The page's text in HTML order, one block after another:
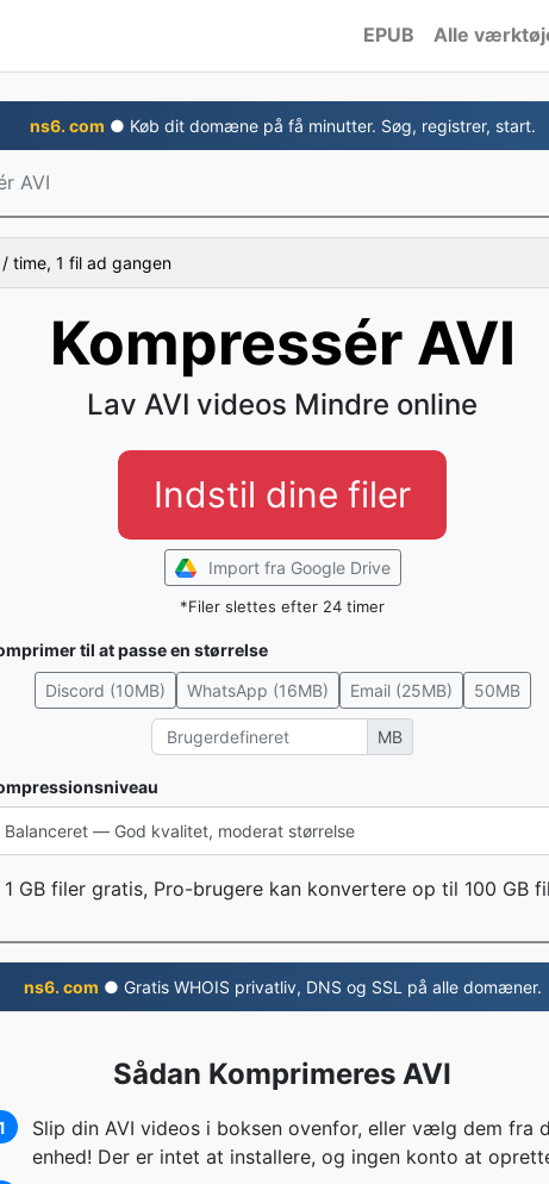
EPUB Alle
ns6. com ● Køb dit domæne på få minutter. Søg, registrer, start.
AVI
time, 1 fil ad gangen
Kompressér AVI
Lav AVI videos Mindre online
Indstil dine filer
Import fra Google Drive
*Filer slettes efter 24 timer
til at passe en størrelse
Discord (10MB)
WhatsApp (16MB) Email (25MB) 50MB
MB
GB filer gratis, Pro-brugere kan konvertere op til 100 GB
ns6. com ● Gratis WHOIS privatliv, DNS og SSL på alle domæner.
Sådan Komprimeres AVI
Slip din AVI videos i boksen ovenfor, eller vælg dem fra
enhed! Der er intet at installere, og ingen konto at